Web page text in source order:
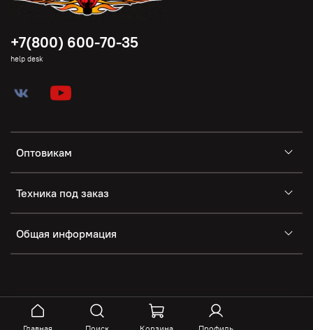
Оптовикам
Техника под заказ
Общая информация
+7(800) 600-70-35
help desk